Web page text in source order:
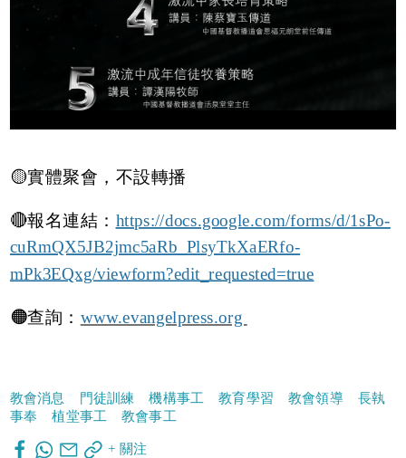
🟡實體聚會，不設轉播
🔴報名連結： https://docs.google.com/forms/d/1sPo-
cuRmQX5JB2jmc5aRb_PlsyTkXaERfo-
mPk3EQxg/viewform?edit_requested=true
🟠查詢： www.evangelpress.org
教會消息 門徒訓練 機構事工 教育學習 教會領導
長執
事奉
植堂事工 教會事工
+ 關注